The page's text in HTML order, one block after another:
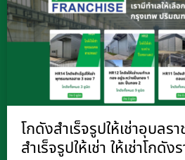
โกดังสำเร็จรูปให้เช่าอุบลร
สำเร็จรูปให้เช่า ให้เช่าโกดัง